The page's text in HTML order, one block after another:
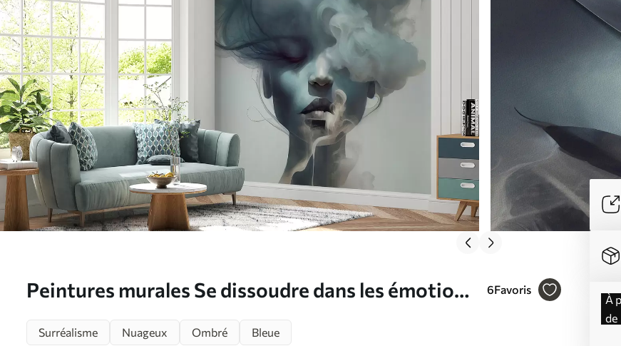
Peintures murales Se dissoudre dans les émotions
6Favoris
à partir
de
Surréalisme Nuageux Ombré Bleue